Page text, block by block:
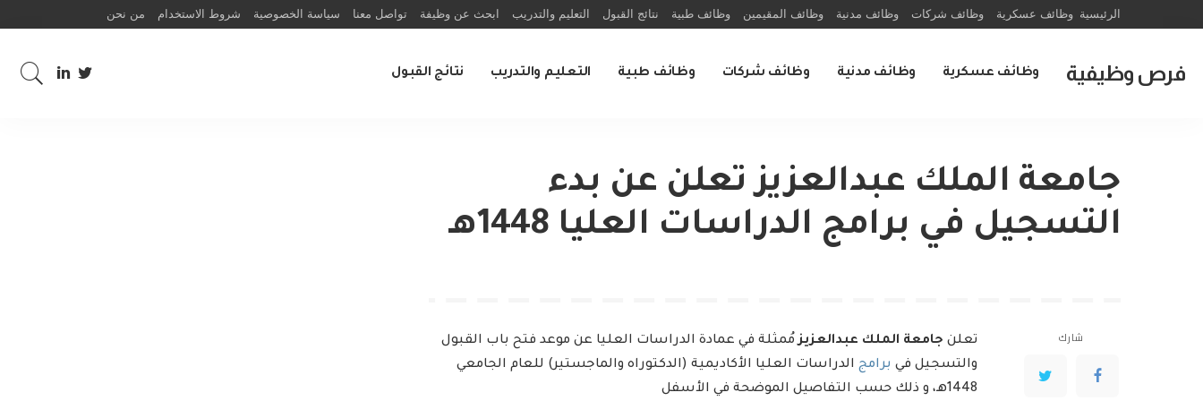
الرئيسية وظائف عسكرية وظائف شركات وظائف مدنية وظائف المقيمين وظائف طبية نتائج القبول التعليم والتدريب ابحث عن وظيفة تواصل معنا سياسة الخصوصية شروط الاستخدام من نحن
فرص وظيفية وظائف عسكرية وظائف مدنية وظائف شركات وظائف طبية التعليم والتدريب نتائج القبول
جامعة الملك عبدالعزيز تعلن عن بدء
التسجيل في برامج الدراسات العليا 1448هـ
شارك تعلن جامعة الملك عبدالعزيزمُمثلة في عمادة الدراسات العليا عن موعد فتح باب القبول
والتسجيل في برامج الدراسات العليا الأكاديمية (الدكتوراه والماجستير) للعام الجامعي
1448هـ، و ذلك حسب التفاصيل الموضحة في الأسفل